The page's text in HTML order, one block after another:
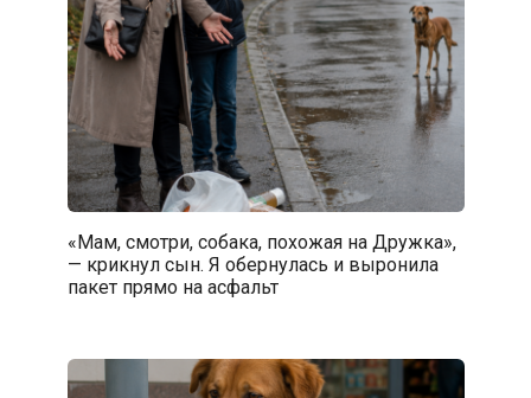
«Мам, смотри, собака, похожая на Дружка»,
— крикнул сын. Я обернулась и выронила
пакет прямо на асфальт